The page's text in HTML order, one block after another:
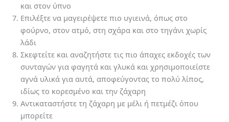
και στον ύπνο
Επιλέξτε να μαγειρέψετε πιο υγιεινά, όπως στο
φούρνο, στον ατμό, στη σχάρα και στο τηγάνι χωρίς
λάδι
Σκεφτείτε και αναζητήστε τις πιο άπαχες εκδοχές των
συνταγών για φαγητά και γλυκά και χρησιμοποιείστε
αγνά υλικά για αυτά, αποφεύγοντας το πολύ λίπος,
ιδίως το κορεσμένο και την ζάχαρη
Αντικαταστήστε τη ζάχαρη με μέλι ή πετμέζι όπου
μπορείτε